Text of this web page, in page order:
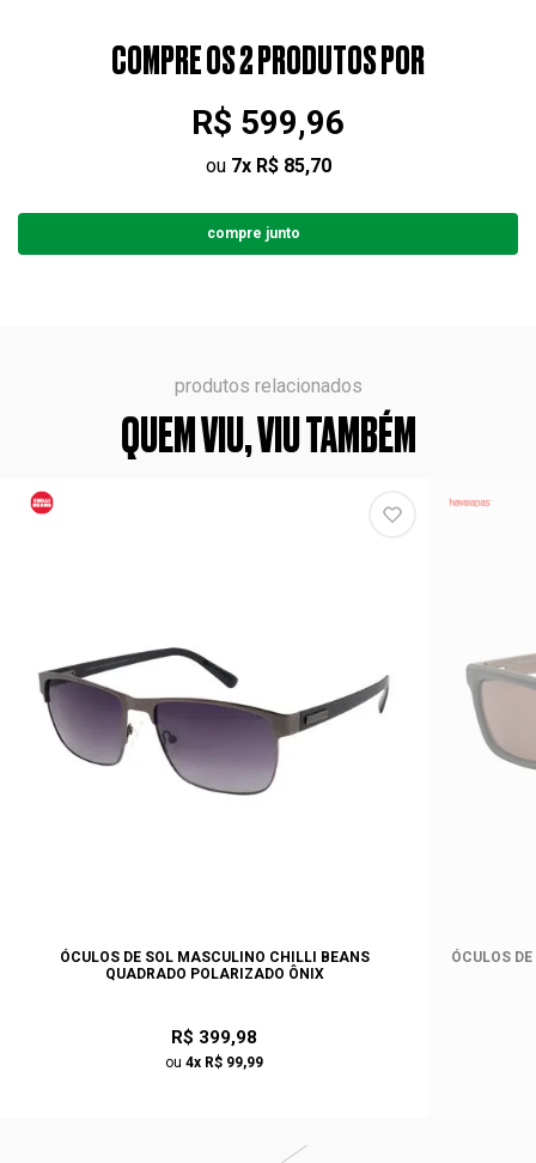
COMPRE OS 2 PRODUTOS POR
R$ 599,96
ou 7x R$ 85,70
compre junto
produtos relacionados
QUEM VIU, VIU TAMBÉM
ÓCULOS DE SOL MASCULINO CHILLI BEANS
QUADRADO POLARIZADO ÔNIX
R$ 399,98
ou 4x R$ 99,99
ÓCULOS